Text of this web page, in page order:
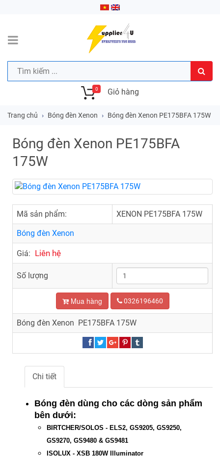
0 Giỏ hàng
Trang chủ Bóng đèn Xenon Bóng đèn Xenon PE175BFA 175W
Bóng đèn Xenon PE175BFA
175W
Mã sản phẩm: XENON PE175BFA 175W
Bóng đèn Xenon
Giá: Liên hệ
Số lượng
Mua hàng 0326196460
Bóng đèn Xenon PE175BFA 175W
Chi tiết
Bóng đèn dùng cho các dòng sản phẩm
bên dưới:
BIRTCHER/SOLOS - ELS2, GS9205, GS9250,
GS9270, GS9480 & GS9481
ISOLUX - XSB 180W Illuminator